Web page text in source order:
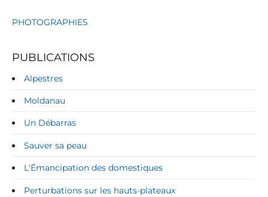
PHOTOGRAPHIES
PUBLICATIONS
Alpestres
Moldanau
Un Débarras
Sauver sa peau
L'Émancipation des domestiques
Perturbations sur les hauts-plateaux